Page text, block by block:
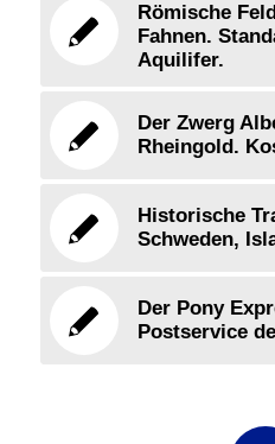
Römische
Fahnen.
Aquilifer.
Der Zwerg
Rheingold.
Historische
Schweden,
Der Pony
Postservice